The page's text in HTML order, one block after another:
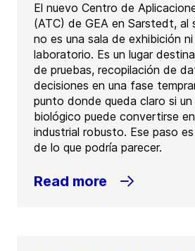
El nuevo Centro de
(ATC) de GEA en Sarstedt, al
no es una sala de exhibición
laboratorio. Es un lugar
de pruebas, recopilación de
decisiones en una fase
punto donde queda claro si
biológico puede convertirse
industrial robusto. Ese paso
de lo que podría parecer.
Read more